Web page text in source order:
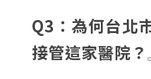
Q3：為何台北
接管這家醫院？